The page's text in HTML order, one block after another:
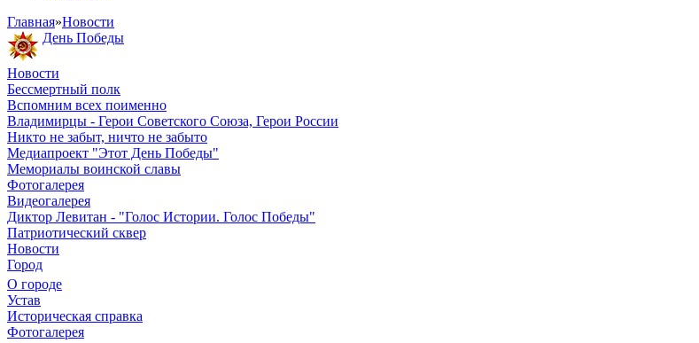
Главная»Новости
День Победы
Новости
Бессмертный полк
Вспомним всех поименно
Владимирцы - Герои Советского Союза, Герои России
Никто не забыт, ничто не забыто
Медиапроект "Этот День Победы"
Мемориалы воинской славы
Фотогалерея
Видеогалерея
Диктор Левитан - "Голос Истории. Голос Победы"
Патриотический сквер
Новости
Город
О городе
Устав
Историческая справка
Фотогалерея